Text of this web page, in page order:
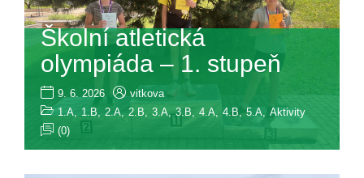
Školní atletická
olympiáda – 1. stupeň
9. 6. 2026
vitkova
1.A
1.B 2.A 2.B 3.A , 3.B 4.A 4.B, 5.A Aktivity
(0)